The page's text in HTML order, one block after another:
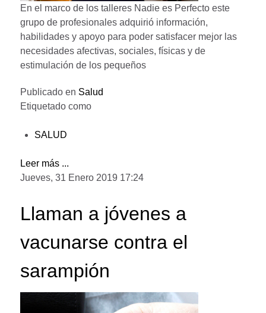
En el marco de los talleres Nadie es Perfecto este
grupo de profesionales adquirió información,
habilidades y apoyo para poder satisfacer mejor las
necesidades afectivas, sociales, físicas y de
estimulación de los pequeños
Publicado en Salud
Etiquetado como
SALUD
Leer más ...
Jueves, 31 Enero 2019 17:24
Llaman a jóvenes a
vacunarse contra el
sarampión